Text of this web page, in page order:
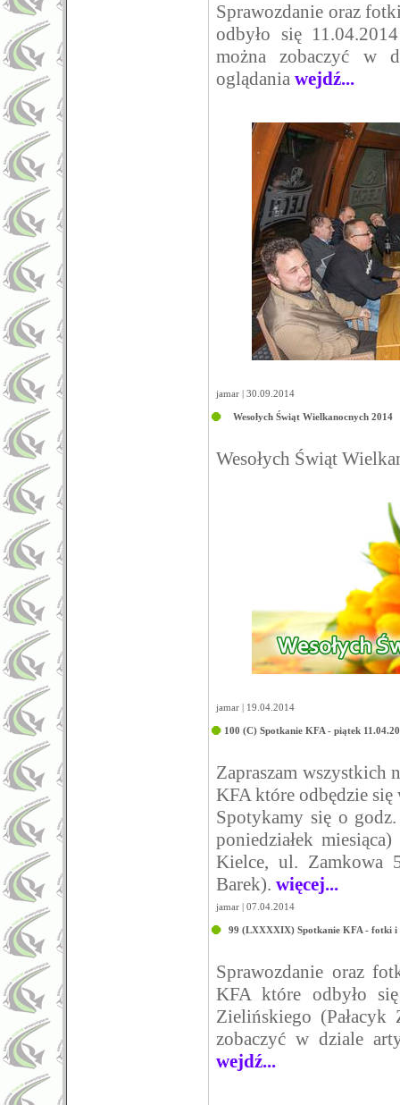
Sprawozdanie oraz
odbyło się
można zobaczyć w
oglądania wejdź...
jamar | 30.09.2014
Wesołych Świąt Wielkanocnych 2014
Wesołych Świąt
jamar | 19.04.2014
100 (C) Spotkanie KFA - piątek
Zapraszam wszystkich
KFA które odbędzie
Spotykamy się o
poniedziałek
Kielce, ul. Zamkowa
Barek). więcej...
jamar | 07.04.2014
99 (LXXXXIX) Spotkanie KFA - fotki i
Sprawozdanie oraz
KFA które odbyło
Zielińskiego
zobaczyć w dziale
wejdź...